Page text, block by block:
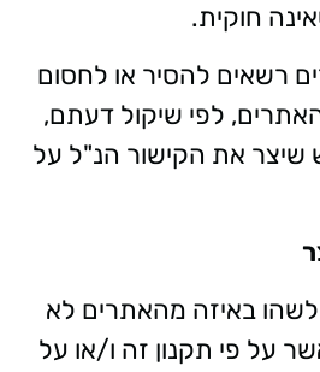
חוקית.
רשאים להסיר או לחסום
לפי שיקול דעתם,
את הקישור הנ"ל על
באיזה מהאתרים לא
על פי תקנון זה ו/או על